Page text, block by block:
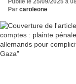
Publié le 25/09/2025 à
Par caroleone